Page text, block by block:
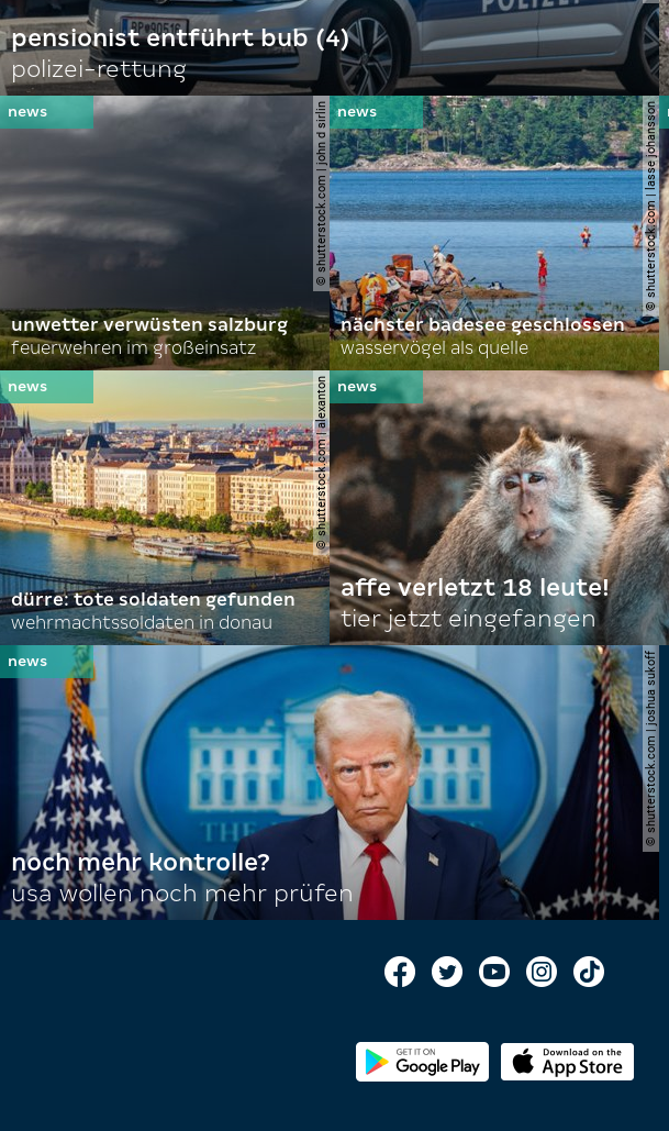
pensionist entführt bub (4)
polizei-rettung
© shutterstock.com | john d sirlin
unwetter verwüsten salzburg
feuerwehren im großeinsatz
© shutterstock.com | lasse johansson
nächster badesee geschlossen
wasservögel als quelle
© shutterstock.com | alexanton
dürre: tote soldaten gefunden
wehrmachtssoldaten in donau
affe verletzt 18 leute!
tier jetzt eingefangen
© shutterstock.com | joshua sukoff
noch mehr kontrolle?
usa wollen noch mehr prüfen